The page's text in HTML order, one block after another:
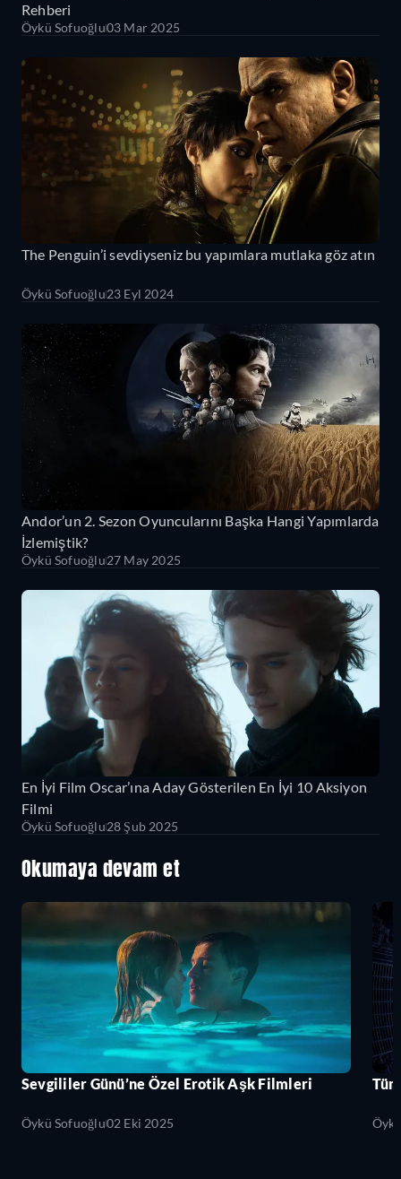
Rehberi
Öykü Sofuoğlu03 Mar 2025
The Penguin’i sevdiyseniz bu yapımlara mutlaka göz atın
Öykü Sofuoğlu23 Eyl 2024
Andor’un 2. Sezon Oyuncularını Başka Hangi Yapımlarda
İzlemiştik?
Öykü Sofuoğlu27 May 2025
En İyi Film Oscar’ına Aday Gösterilen En İyi 10 Aksiyon
Filmi
Öykü Sofuoğlu28 Şub 2025
Okumaya devam et
Sevgililer Günü’ne Özel Erotik Aşk Filmleri
Öykü Sofuoğlu02 Eki 2025